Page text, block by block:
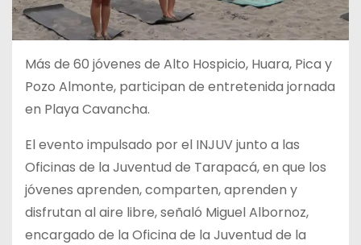
Más de 60 jóvenes de Alto Hospicio, Huara, Pica y
Pozo Almonte, participan de entretenida jornada
en Playa Cavancha.
El evento impulsado por el INJUV junto a las
Oficinas de la Juventud de Tarapacá, en que los
jóvenes aprenden, comparten, aprenden y
disfrutan al aire libre, señaló Miguel Albornoz,
encargado de la Oficina de la Juventud de la